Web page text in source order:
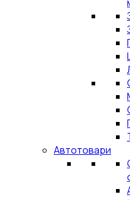
Автотовари